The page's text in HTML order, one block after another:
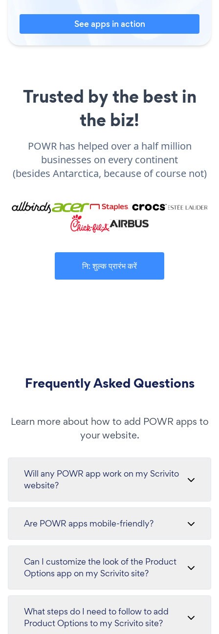
See apps in action
Trusted by the best in
the biz!
POWR has helped over a half million
businesses on every continent
(besides Antarctica, because of course not)
नि: शुल्क प्रारंभ करें
Frequently Asked Questions
Learn more about how to add POWR apps to
your website.
Will any POWR app work on my Scrivito
website?
Are POWR apps mobile-friendly?
Can I customize the look of the Product
Options app on my Scrivito site?
What steps do I need to follow to add
Product Options to my Scrivito site?